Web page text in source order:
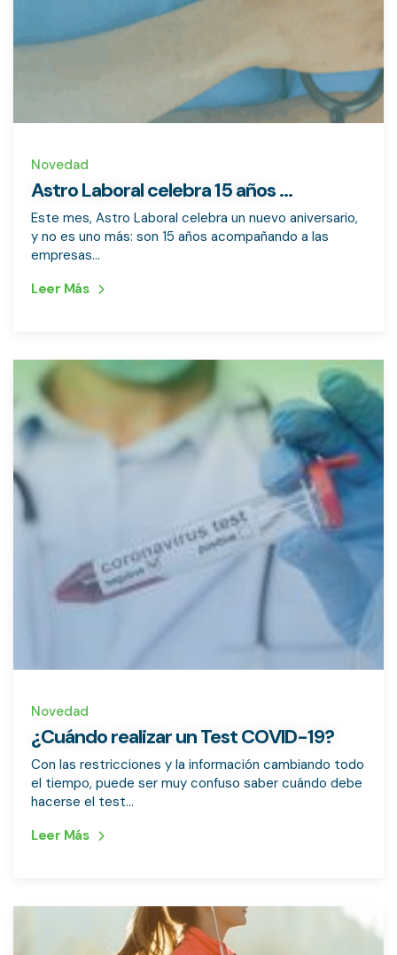
Novedad
Astro Laboral celebra 15 años ...
Este mes, Astro Laboral celebra un nuevo aniversario,
y no es uno más: son 15 años acompañando a las
empresas...
Leer Más
Novedad
¿Cuándo realizar un Test COVID-19?
Con las restricciones y la información cambiando todo
el tiempo, puede ser muy confuso saber cuándo debe
hacerse el test...
Leer Más